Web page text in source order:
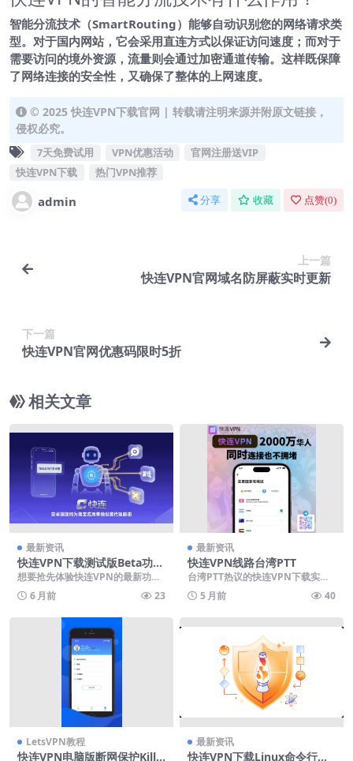
智能分流技术（SmartRouting）能够自动识别您的网络请求类
型。对于国内网站，它会采用直连方式以保证访问速度；而对于
需要访问的境外资源，流量则会通过加密通道传输。这样既保障
了网络连接的安全性，又确保了整体的上网速度。
© 2025 快连VPN下载官网 | 转载请注明来源并附原文链接，
侵权必究。
7天免费试用 VPN优惠活动
官网注册送VIP
快连VPN下载
热门VPN推荐
admin 分享 收藏 点赞(0)
上一篇
快连VPN官网域名防屏蔽实时更新
下一篇
快连VPN官网优惠码限时5折
相关文章
最新资讯
快连VPN下载测试版Beta功能
提前体验申请
想要抢先体验快连VPN的最新功
能？申请其测试版是唯一途径。本
指南详细解析如何通过...
6 月前 23
最新资讯
快连VPN线路台湾PTT
台湾PTT热议的快连VPN下载实
测：三节点自动跳、晚餐高峰4K不
卡，官网周三凌晨...
5 月前 40
LetsVPN教程
快连VPN电脑版断网保护Kill S
最新资讯
快连VPN下载Linux命令行极